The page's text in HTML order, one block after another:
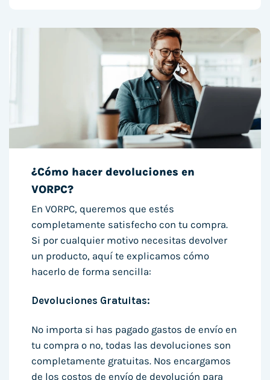
¿Cómo hacer devoluciones en
VORPC?
En VORPC, queremos que estés
completamente satisfecho con tu compra.
Si por cualquier motivo necesitas devolver
un producto, aquí te explicamos cómo
hacerlo de forma sencilla:
Devoluciones Gratuitas:
No importa si has pagado gastos de envío en
tu compra o no, todas las devoluciones son
completamente gratuitas. Nos encargamos
de los costos de envío de devolución para